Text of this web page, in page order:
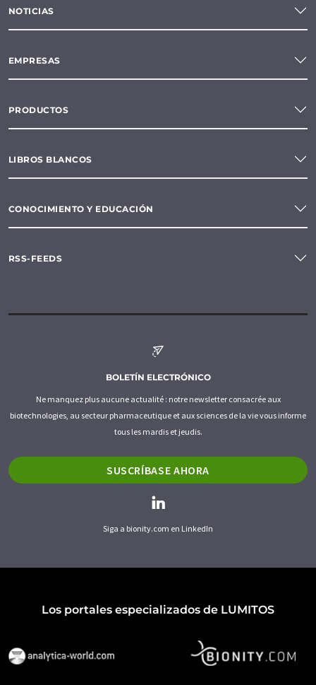
NOTICIAS
EMPRESAS
PRODUCTOS
LIBROS BLANCOS
CONOCIMIENTO Y EDUCACIÓN
RSS-FEEDS
BOLETÍN ELECTRÓNICO
Ne manquez plus aucune actualité : notre newsletter consacrée aux
biotechnologies, au secteur pharmaceutique et aux sciences de la vie vous informe
tous les mardis et jeudis.
SUSCRÍBASE AHORA
Siga a bionity.com en LinkedIn
Los portales especializados de LUMITOS